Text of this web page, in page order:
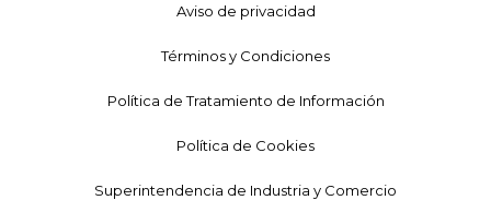
Aviso de privacidad
Términos y Condiciones
Política de Tratamiento de Información
Política de Cookies
Superintendencia de Industria y Comercio